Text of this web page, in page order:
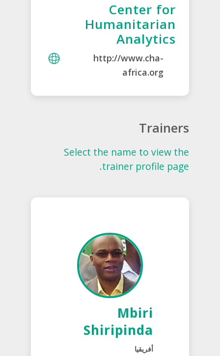
Center for
Humanitarian
Analytics
http://www.cha-
africa.org
Trainers
Select the name to view the
trainer profile page.
Mbiri
Shiripinda
أفريقيا